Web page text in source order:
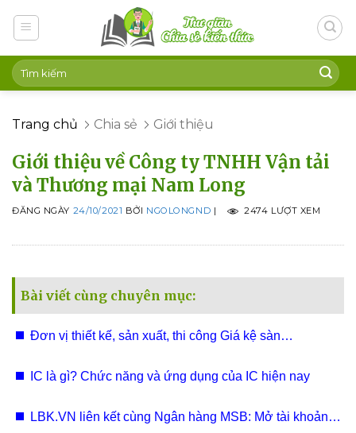
Trang chủ Chia sẻ Giới thiệu
Giới thiệu về Công ty TNHH Vận tải
và Thương mại Nam Long
ĐĂNG NGÀY 24/10/2021 BỞI NGOLONGND | 2474 LƯỢT XEM
Bài viết cùng chuyên mục:
Đơn vị thiết kế, sản xuất, thi công Giá kệ sàn
IC là gì? Chức năng và ứng dụng của IC hiện nay
LBK.VN liên kết cùng Ngân hàng MSB: Mở tài khoản